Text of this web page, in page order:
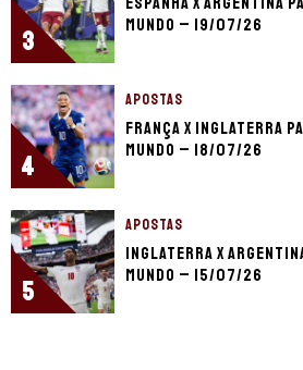
3
Mundo – 19/07/26
4
APOSTAS
França x Inglaterra
Mundo – 18/07/26
5
APOSTAS
Inglaterra x
Mundo – 15/07/26